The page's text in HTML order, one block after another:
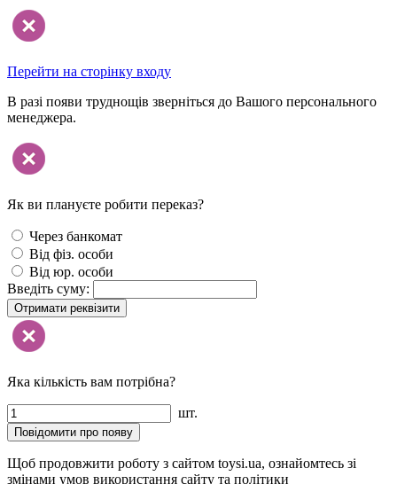
Перейти на сторінку входу
В разі появи труднощів зверніться до Вашого персонального
менеджера.
Як ви плануєте робити переказ?
Через банкомат
Від фіз. особи
Від юр. особи
Введіть суму:
Отримати реквізити
Яка кількість вам потрібна?
шт.
Повідомити про появу
Щоб продовжити роботу з сайтом toysi.ua, ознайомтесь зі
змінами умов використання сайту та політики